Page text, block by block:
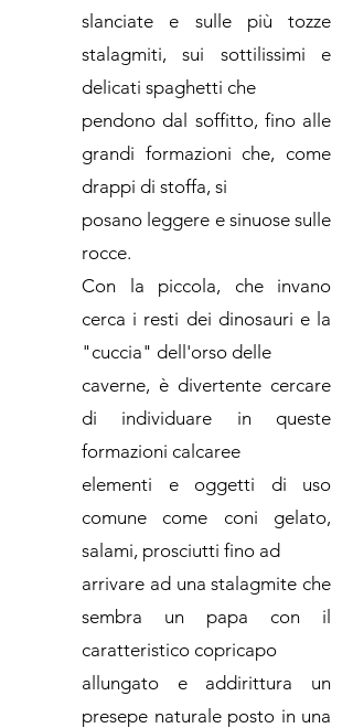
slanciate e sulle più tozze
stalagmiti, sui sottilissimi e
delicati spaghetti che
pendono dal soffitto, fino alle
grandi formazioni che, come
drappi di stoffa, si
posano leggere e sinuose sulle
rocce.
Con la piccola, che invano
cerca i resti dei dinosauri e la
"cuccia" dell'orso delle
caverne, è divertente cercare
di individuare in queste
formazioni calcaree
elementi e oggetti di uso
comune come coni gelato,
salami, prosciutti fino ad
arrivare ad una stalagmite che
sembra un papa con il
caratteristico copricapo
allungato e addirittura un
presepe naturale posto in una